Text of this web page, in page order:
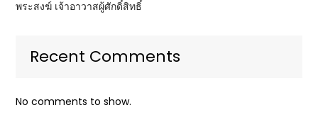
พระสงฆ์ เจ้าอาวาสผู้ศักดิ์สิทธิ์
Recent Comments
No comments to show.